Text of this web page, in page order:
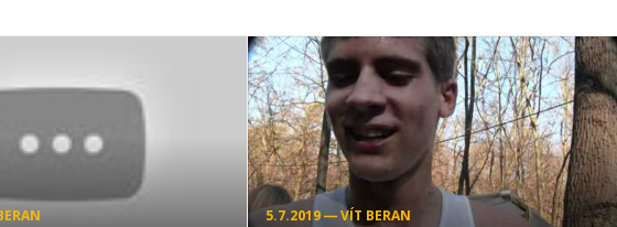
5.7.2019 ― VÍT BERAN